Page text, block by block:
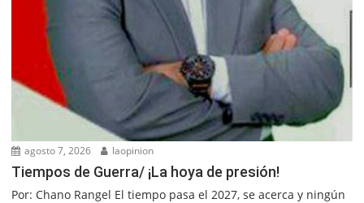
agosto 7, 2026 laopinion
Tiempos de Guerra/ ¡La hoya de presión!
Por: Chano Rangel El tiempo pasa el 2027, se acerca y ningún